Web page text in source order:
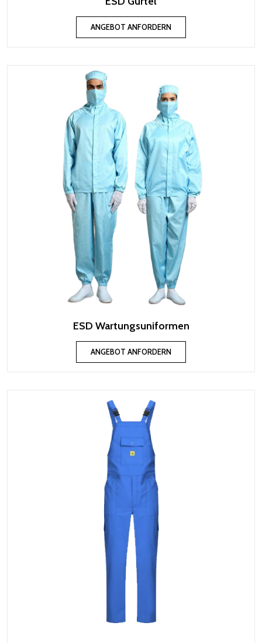
ANGEBOT ANFORDERN
ESD Wartungsuniformen
ANGEBOT ANFORDERN